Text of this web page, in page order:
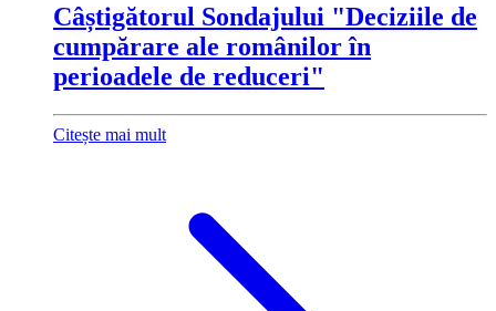
Câștigătorul Sondajului "Deciziile de
cumpărare ale românilor în
perioadele de reduceri"
Citește mai mult